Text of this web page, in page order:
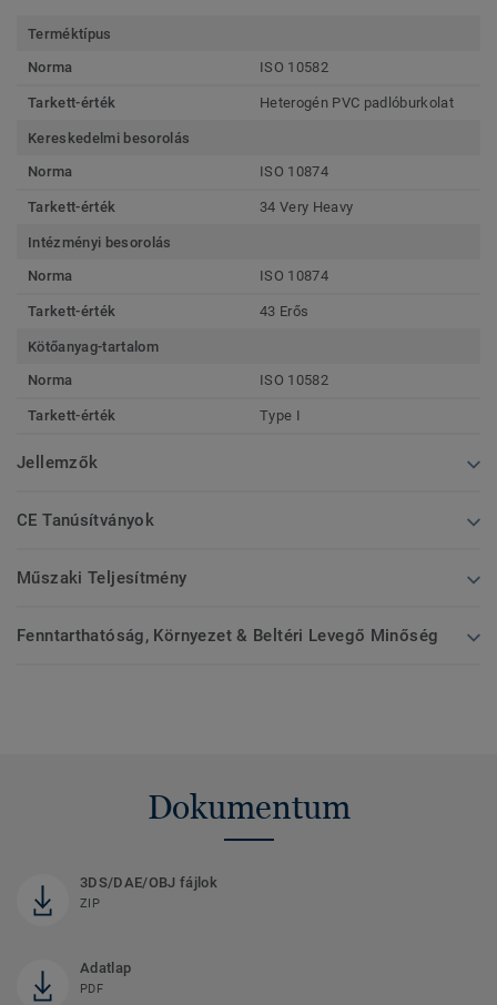
Terméktípus
Norma
ISO 10582
Tarkett-érték Heterogén PVC padlóburkolat
Kereskedelmi besorolás
Norma
ISO 10874
Tarkett-érték 34 Very Heavy
Intézményi besorolás
Norma
ISO 10874
Tarkett-érték 43 Erős
Kötőanyag-tartalom
Norma
ISO 10582
Tarkett-érték Type I
Jellemzők
CE Tanúsítványok
Műszaki Teljesítmény
Fenntarthatóság, Környezet & Beltéri Levegő Minőség
Dokumentum
3DS/DAE/OBJ fájlok
ZIP
Adatlap
PDF